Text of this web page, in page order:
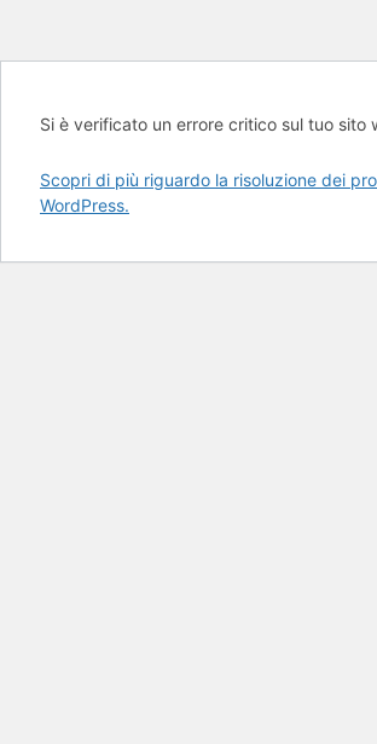
Si è verificato un errore critico sul tuo sito
Scopri di più riguardo la risoluzione dei
WordPress.